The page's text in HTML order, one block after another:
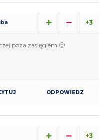
+3
poza zasięgiem 🙂
ODPOWIEDZ
+3